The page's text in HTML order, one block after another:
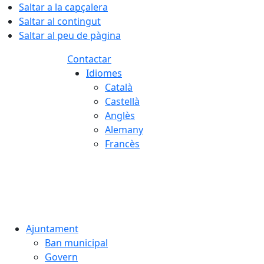
Saltar a la capçalera
Saltar al contingut
Saltar al peu de pàgina
Contactar
Idiomes
Català
Castellà
Anglès
Alemany
Francès
Ajuntament
Ban municipal
Govern